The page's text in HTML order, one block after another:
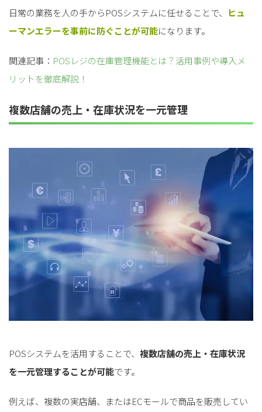
日常の業務を人の手からPOSシステムに任せることで、
ヒュ
ーマンエラーを事前に防ぐことが可能になります。
関連記事： POSレジの在庫管理機能とは？活用事例や導入メ
リットを徹底解説！
複数店舗の売上・在庫状況を一元管理
POSシステムを活用することで、 複数店舗の売上・在庫状況
を一元管理することが可能です。
例えば、複数の実店舗、またはECモールで商品を販売してい